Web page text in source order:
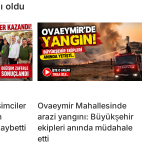
oldu
Ovaeymir Mahallesinde
arazi yangını: Büyükşehir
ekipleri anında müdahale
etti